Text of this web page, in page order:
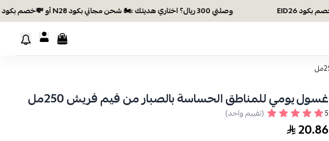
وصلتي 300 ريال؟ اختاري هديتك :🏍 شحن مجاني بكود N28 أو 💸خصم بكود EID26
غسول يومي للمناطق الحساسة بالصبار من فيم فريش 250مل
5 (تقييم واحد)
20.86